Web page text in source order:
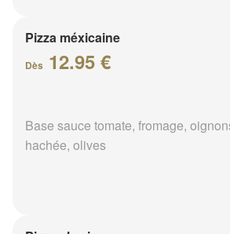
Pizza méxicaine
Dès 12.95 €
Base sauce tomate, fromage,
hachée, olives